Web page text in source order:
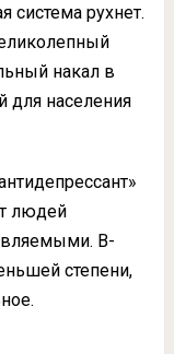
рухнет.
накал в
для населения
людей
В-
степени,